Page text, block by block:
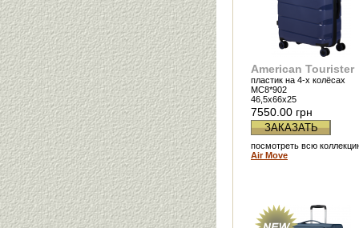
American Tourister
пластик на 4-х колёсах
MC8*902
46,5x66x25
7550.00 грн
ЗАКАЗАТЬ
посмотреть всю
Air Move